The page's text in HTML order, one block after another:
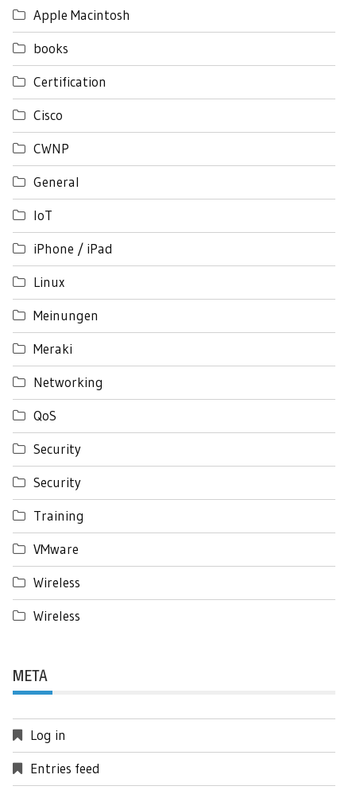
Apple Macintosh
books
Certification
Cisco
CWNP
General
IoT
iPhone / iPad
Linux
Meinungen
Meraki
Networking
QoS
Security
Security
Training
VMware
Wireless
Wireless
META
Log in
Entries feed